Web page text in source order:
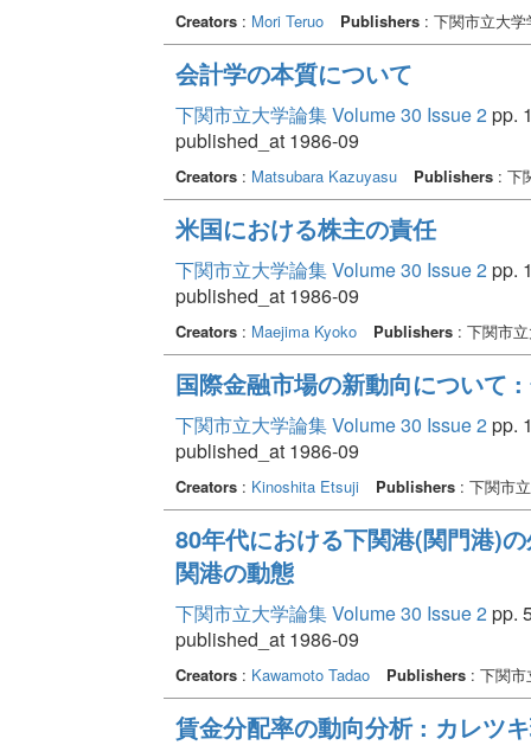
Creators: Mori Teruo Publishers: 下関市立大学
会計学の本質について
下関市立大学論集 Volume 30 Issue 2pp.
published_at 1986-09
Creators: Matsubara Kazuyasu Publishers: 下
米国における株主の責任
下関市立大学論集 Volume 30 Issue 2pp.
published_at 1986-09
Creators: Maejima Kyoko Publishers: 下関市立
国際金融市場の新動向について
下関市立大学論集 Volume 30 Issue 2pp.
published_at 1986-09
Creators: Kinoshita Etsuji Publishers: 下関市
80年代における下関港(関門港)
関港の動態
下関市立大学論集 Volume 30 Issue 2pp.
published_at 1986-09
Creators: Kawamoto Tadao Publishers: 下関市
賃金分配率の動向分析 : カレツ